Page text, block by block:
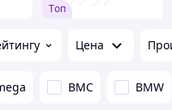
Tоп
Цена
BMC BMW